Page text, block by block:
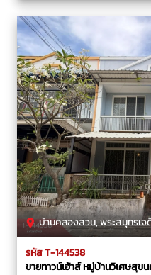
บ้านคลองสวน, พระสมุทรเจ
รหัส T-144538
ขายทาวน์เฮ้าส์ หมู่บ้านวิเศษสุข